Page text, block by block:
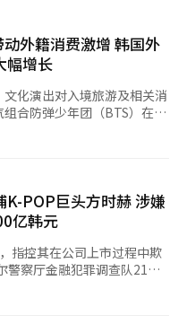
动外籍消费激增 韩国外
幅增长
化演出对入境旅游及相关消
合防弹少年团（BTS）在京
粉丝赴韩观演，带动当地及
4月2日至5日）大幅增加。
9日、11日至12日在高阳举
，演出场馆高阳综合运动场
超过320%。 演出场馆
（弘大、上岩一带）、恩平
增长约10%。即便在外籍游
单量亦出现上升，显示演唱
K-POP巨头方时赫 涉嫌
亿韩元
指控其在公司上市过程中欺
警察厅金融犯罪调查队21日
捕令。这是警方自2024年